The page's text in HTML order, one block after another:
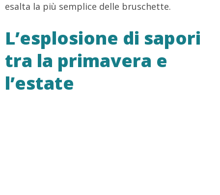
esalta la più semplice delle bruschette.
L’esplosione di sapori
tra la primavera e
l’estate